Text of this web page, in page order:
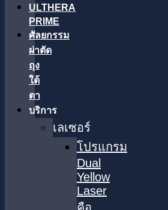
ULTHERA
PRIME
ศัลยกรรม
ผ่าตัด
ถุง
ใต้
ตา
บริการ
เลเซอร์
โปรแกรม
Dual
Yellow
Laser